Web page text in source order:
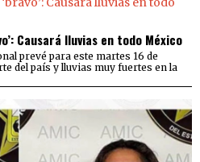
Causará lluvias en todo México
prevé para este martes 16 de
del país y lluvias muy fuertes en la